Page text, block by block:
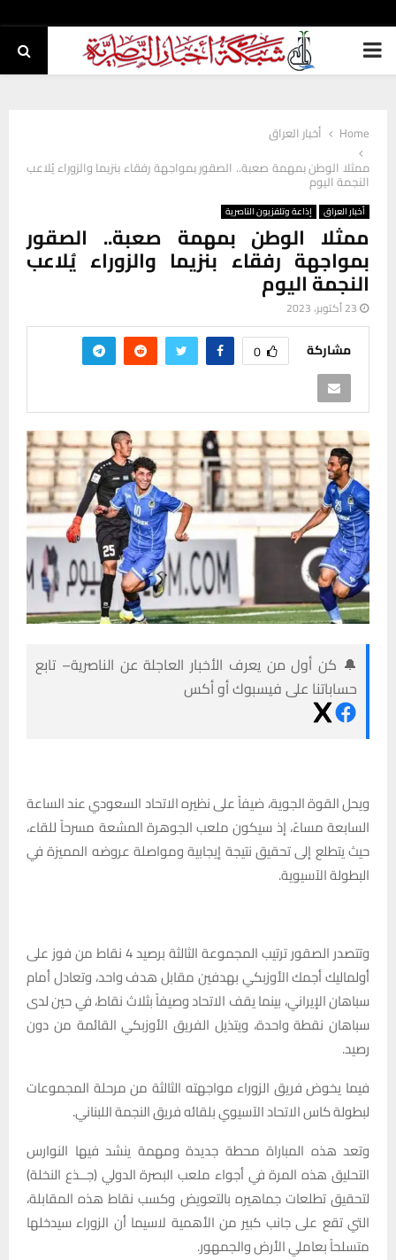
PRIMARY
Home
أخبار العراق
ممثلا الوطن بمهمة صعبة.. الصقور بمواجهة رفقاء بنزيما والزوراء يُلاعب
النجمة اليوم
أخبار العراق إذاعة وتلفزيون الناصرية
ممثلا الوطن بمهمة صعبة.. الصقور
بمواجهة رفقاء بنزيما والزوراء يُلاعب
النجمة اليوم
23 أكتوبر، 2023
مشاركة 0
🔔 كن أول من يعرف الأخبار العاجلة عن الناصرية– تابع
حساباتنا على فيسبوك أو أكس
ويحل القوة الجوية، ضيفاً على نظيره الاتحاد السعودي عند الساعة
السابعة مساءً، إذ سيكون ملعب الجوهرة المشعة مسرحاً للقاء،
حيث يتطلع إلى تحقيق نتيجة إيجابية ومواصلة عروضه المميزة في
البطولة الآسيوية.
وتتصدر الصقور ترتيب المجموعة الثالثة برصيد 4 نقاط من فوز على
أولماليك أجمك الأوزبكي بهدفين مقابل هدف واحد، وتعادل أمام
سباهان الإيراني، بينما يقف الاتحاد وصيفاً بثلاث نقاط، في حين لدى
سباهان نقطة واحدة، ويتذيل الفريق الأوزبكي القائمة من دون
رصيد.
فيما يخوض فريق الزوراء مواجهته الثالثة من مرحلة المجموعات
لبطولة كاس الاتحاد الآسيوي بلقائه فريق النجمة اللبناني.
وتعد هذه المباراة محطة جديدة ومهمة ينشد فيها النوارس
التحليق هذه المرة في أجواء ملعب البصرة الدولي (جــذع النخلة)
لتحقيق تطلعات جماهيره بالتعويض وكسب نقاط هذه المقابلة،
التي تقع على جانب كبير من الأهمية لاسيما أن الزوراء سيدخلها
متسلحاً بعاملي الأرض والجمهور.